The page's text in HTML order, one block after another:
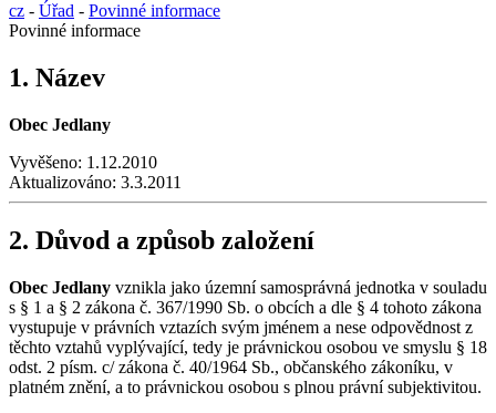
cz - Úřad - Povinné informace
Povinné informace
1. Název
Obec Jedlany
Vyvěšeno: 1.12.2010
Aktualizováno: 3.3.2011
2. Důvod a způsob založení
Obec Jedlany vznikla jako územní samosprávná jednotka v souladu
s § 1 a § 2 zákona č. 367/1990 Sb. o obcích a dle § 4 tohoto zákona
vystupuje v právních vztazích svým jménem a nese odpovědnost z
těchto vztahů vyplývající, tedy je právnickou osobou ve smyslu § 18
odst. 2 písm. c/ zákona č. 40/1964 Sb., občanského zákoníku, v
platném znění, a to právnickou osobou s plnou právní subjektivitou.